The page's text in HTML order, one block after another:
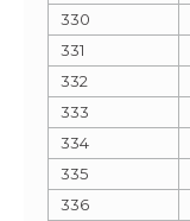
330
331
332
333
334
335
336